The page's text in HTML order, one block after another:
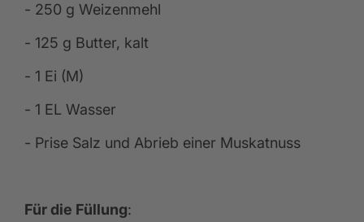
- 250 g Weizenmehl
- 125 g Butter, kalt
- 1 Ei (M)
- 1 EL Wasser
- Prise Salz und Abrieb einer Muskatnuss
Für die Füllung: